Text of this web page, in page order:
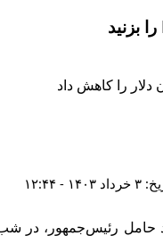
حامل رئیس‌جمهور، در